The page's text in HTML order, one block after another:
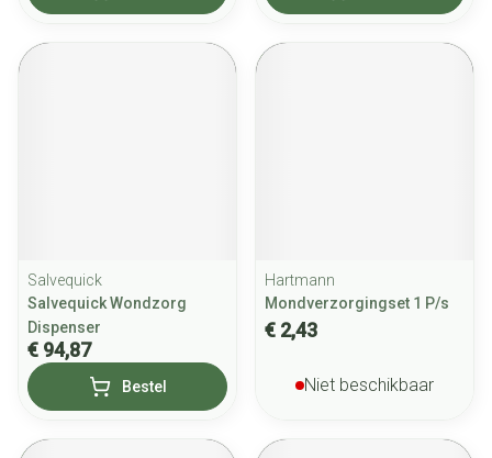
Salvequick
Salvequick Wondzorg
Dispenser
€ 94,87
Bestel
Hartmann
Mondverzorgingset 1 P/s
€ 2,43
Niet beschikbaar